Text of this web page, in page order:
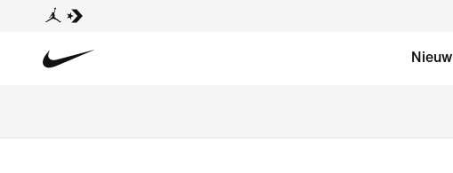
Nieuw